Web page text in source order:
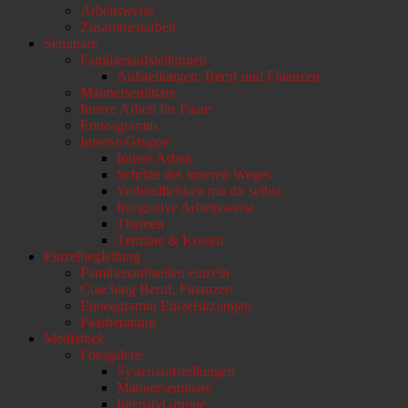
Arbeitsweise
Zusammenarbeit
Seminare
Familienaufstellungen
Aufstellungen: Beruf und Finanzen
Männerseminare
Innere Arbeit für Paare
Enneagramm
IntensivGruppe
Innere Arbeit
Schritte des inneren Weges
Verbindlichkeit mit dir selbst
Integrative Arbeitsweise
Themen
Termine & Kosten
Einzelbegleitung
Familienaufstellen einzeln
Coaching Beruf, Finanzen
Enneagramm Einzelsitzungen
Paarberatung
Mediathek
Fotogalerie
Systemaufstellungen
Männerseminare
IntensivGruppe